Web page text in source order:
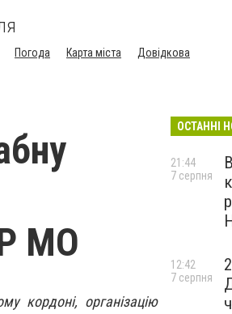
Погода Карта міста Довідкова
МО
кордоні, організацію
ОСТАННІ
21:44
7 серпня
12:42
7 серпня